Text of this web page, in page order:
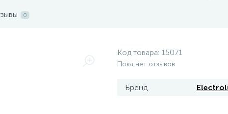
0
Код товара: 15071
Пока нет отзывов
Бренд